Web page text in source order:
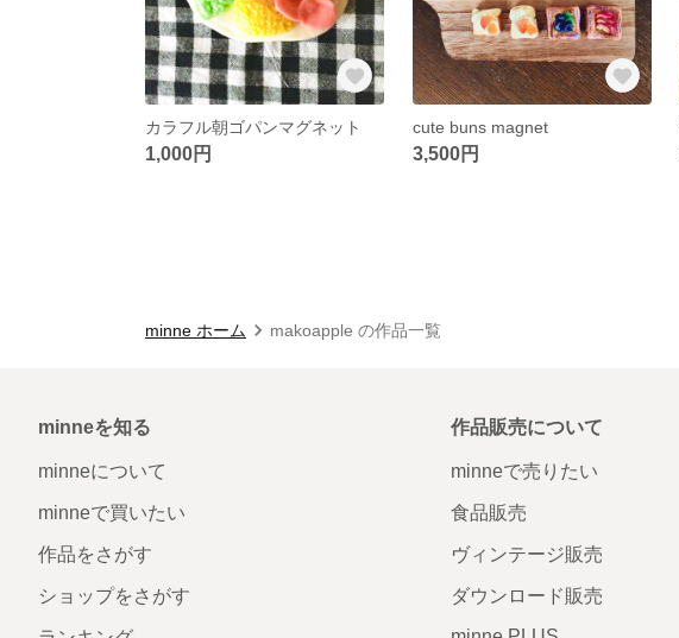
カラフル朝ゴパンマグネット
1,000円
cute buns magnet
3,500円
minne ホーム makoapple の作品一覧
minneを知る
minneについて
minneで買いたい
作品をさがす
ショップをさがす
作品販売について
minneで売りたい
食品販売
ヴィンテージ販売
ダウンロード販売